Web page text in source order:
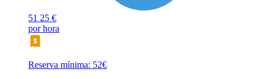
51 25 €
por hora
Reserva mínima: 52€